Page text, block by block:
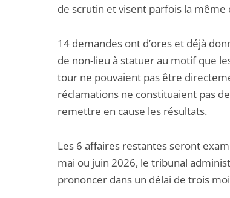
de scrutin et visent parfois la même
14 demandes ont d’ores et déjà
de non-lieu à statuer au motif que
tour ne pouvaient pas être
réclamations ne constituaient pas
remettre en cause les résultats.
Les 6 affaires restantes seront
mai ou juin 2026, le tribunal
prononcer dans un délai de trois